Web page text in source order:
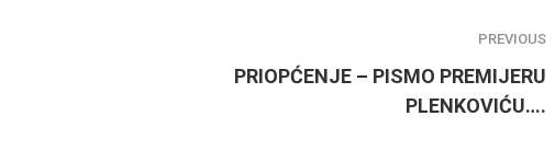
PREVIOUS
PRIOPĆENJE – PISMO PREMIJERU
PLENKOVIĆU….